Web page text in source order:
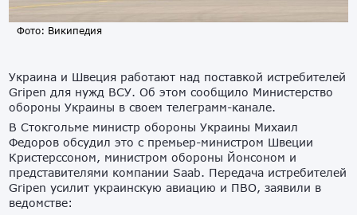
Фото: Википедия
Украина и Швеция работают над поставкой истребителей
Gripen для нужд ВСУ. Об этом сообщило Министерство
обороны Украины в своем телеграмм-канале.
В Стокгольме министр обороны Украины Михаил
Федоров обсудил это с премьер-министром Швеции
Кристерссоном, министром обороны Йонсоном и
представителями компании Saab. Передача истребителей
Gripen усилит украинскую авиацию и ПВО, заявили в
ведомстве: